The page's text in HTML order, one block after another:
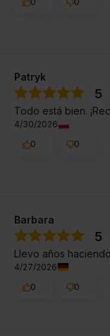
Patryk
5
Todo está bien.
4/30/2026
0
0
Barbara
5
Llevo años
4/27/2026
0
0